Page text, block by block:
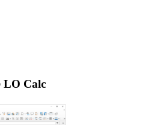
قائمة أدوات YLC في LO Calc